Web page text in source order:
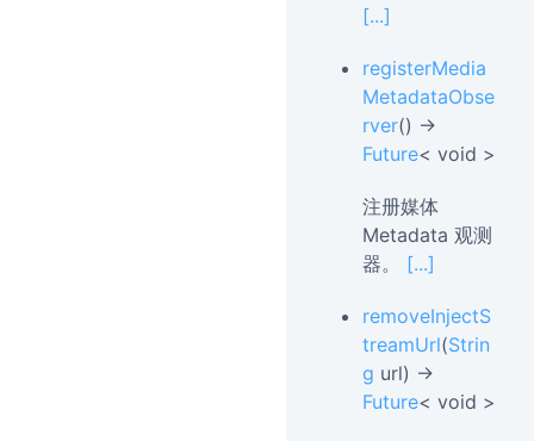
[...]
registerMedia
MetadataObse
rver() →
Future< void >
注册媒体
Metadata 观测
器。 [...]
removeInjectS
treamUrl(Strin
g url) →
Future< void >